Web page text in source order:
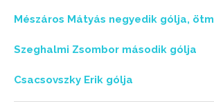
Mészáros Mátyás negyedik gólja,
Szeghalmi Zsombor második gólja
Csacsovszky Erik gólja